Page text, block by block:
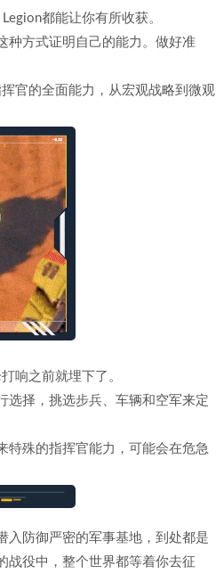
都能让你有所收获。
种方式证明自己的能力。做好准
官的全面能力，从宏观战略到微观
响之前就埋下了。
选择，挑选步兵、车辆和空军来定
特殊的指挥官能力，可能会在危急
入防御严密的军事基地，到处都是
战役中，整个世界都等着你去征